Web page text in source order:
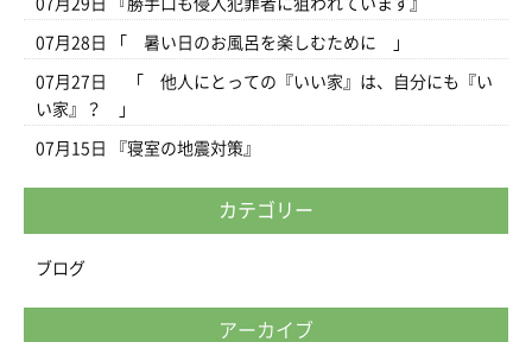
07月29日 『勝手口も侵入犯罪者に狙われています』
07月28日 「 暑い日のお風呂を楽しむために 」
07月27日
「 他人にとっての『いい家』は、自分にも『い
い家』？ 」
07月15日 『寝室の地震対策』
カテゴリー
ブログ
アーカイブ